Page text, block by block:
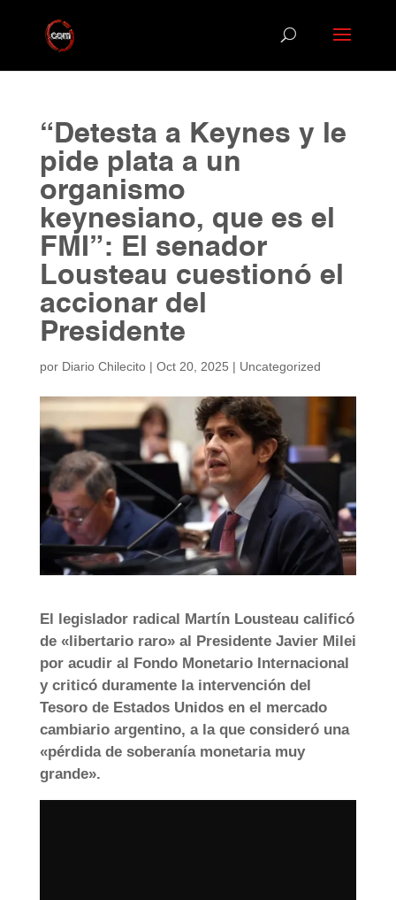
“Detesta a Keynes y le
pide plata a un
organismo
keynesiano, que es el
FMI”: El senador
Lousteau cuestionó el
accionar del
Presidente
por Diario Chilecito| Oct 20, 2025 | Uncategorized
El legislador radical Martín Lousteau calificó
de «libertario raro» al Presidente Javier Milei
por acudir al Fondo Monetario Internacional
y criticó duramente la intervención del
Tesoro de Estados Unidos en el mercado
cambiario argentino, a la que consideró una
«pérdida de soberanía monetaria muy
grande».